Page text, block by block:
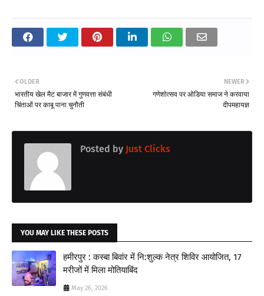
NEWER
गणेशोत्सव पर ओडिया समाज ने करवाया
दीपमहायज्ञ
OLDER
भारतीय खेल मैट बाजार में गुणवत्ता संबंधी
चिंताओं पर काबू पाना चुनौती
Posted by Just Clicks
YOU MAY LIKE THESE POSTS
हमीरपुर : कस्बा बिवांर में नि:शुल्क नेत्र शिविर आयोजित, 17
मरीजों में मिला मोतियाबिंद
May 26, 2026